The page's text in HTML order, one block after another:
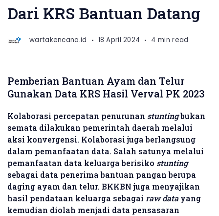
Dari KRS Bantuan Datang
wartakencana.id 18 April 2024 4 min read
Pemberian Bantuan Ayam dan Telur
Gunakan Data KRS Hasil Verval PK 2023
Kolaborasi percepatan penurunan stuntingbukan
semata dilakukan pemerintah daerah melalui
aksi konvergensi. Kolaborasi juga berlangsung
dalam pemanfaatan data. Salah satunya melalui
pemanfaatan data keluarga berisiko stunting
sebagai data penerima bantuan pangan berupa
daging ayam dan telur. BKKBN juga menyajikan
hasil pendataan keluarga sebagai raw datayang
kemudian diolah menjadi data pensasaran